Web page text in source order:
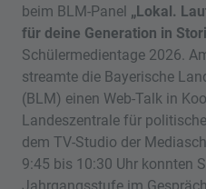
beim BLM-Panel „Lokal.
für deine Generation in
Schülermedientage 2026.
streamte die Bayerische
(BLM) einen Web-Talk in
Landeszentrale für
dem TV-Studio der
9:45 bis 10:30 Uhr konnten